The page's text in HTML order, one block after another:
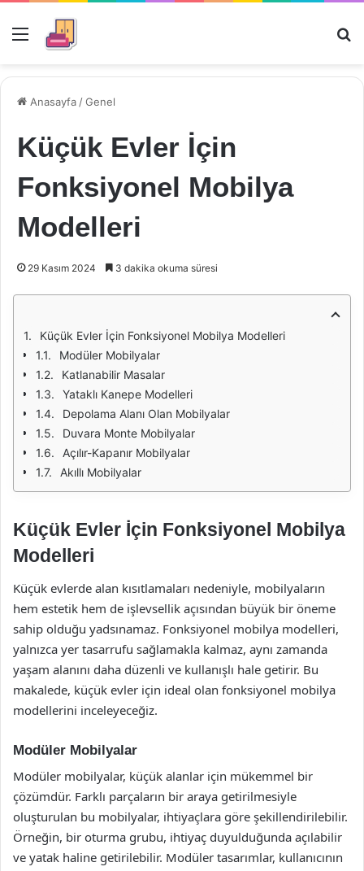
Menü
Anasayfa /Genel
Küçük Evler İçin
Fonksiyonel Mobilya
Modelleri
29 Kasım 2024 3 dakika okuma süresi
Küçük Evler İçin Fonksiyonel Mobilya Modelleri
Modüler Mobilyalar
Katlanabilir Masalar
Yataklı Kanepe Modelleri
Depolama Alanı Olan Mobilyalar
Duvara Monte Mobilyalar
Açılır-Kapanır Mobilyalar
Akıllı Mobilyalar
Küçük Evler İçin Fonksiyonel Mobilya
Modelleri
Küçük evlerde alan kısıtlamaları nedeniyle, mobilyaların
hem estetik hem de işlevsellik açısından büyük bir öneme
sahip olduğu yadsınamaz. Fonksiyonel mobilya modelleri,
yalnızca yer tasarrufu sağlamakla kalmaz, aynı zamanda
yaşam alanını daha düzenli ve kullanışlı hale getirir. Bu
makalede, küçük evler için ideal olan fonksiyonel mobilya
modellerini inceleyeceğiz.
Modüler Mobilyalar
Modüler mobilyalar, küçük alanlar için mükemmel bir
çözümdür. Farklı parçaların bir araya getirilmesiyle
oluşturulan bu mobilyalar, ihtiyaçlara göre şekillendirilebilir.
Örneğin, bir oturma grubu, ihtiyaç duyulduğunda açılabilir
ve yatak haline getirilebilir. Modüler tasarımlar, kullanıcının